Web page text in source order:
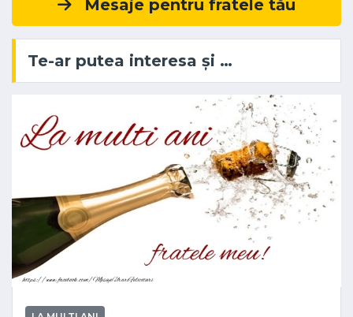
Mesaje pentru fratele tău
Te-ar putea interesa și …